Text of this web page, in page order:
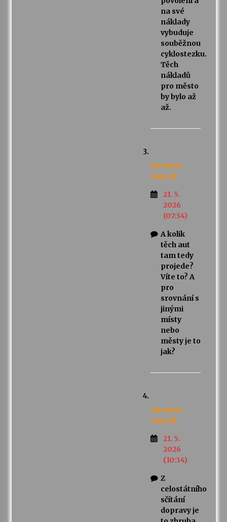
na své
náklady
vybuduje
souběžnou
cyklostezku.
Těch
nákladů
pro město
by bylo až
až.
Anonym
napsal:
21. 5.
2026
(07:34)
A kolik
těch aut
tam tedy
projede?
Víte to? A
pro
srovnání s
jinými
místy
nebo
městy je to
jak?
Anonym
napsal:
21. 5.
2026
(10:34)
Z
celostátního
sčítání
dopravy je